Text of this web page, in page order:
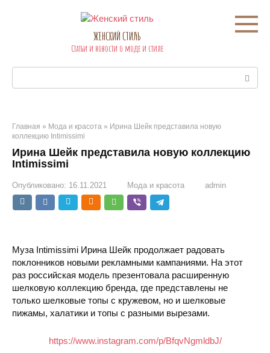
ЖЕНСКИЙ СТИЛЬ
Статьи и новости о моде и стиле
Главная » Мода и красота » Ирина Шейк представила новую
коллекцию Intimissimi
Ирина Шейк представила новую коллекцию
Intimissimi
Опубликовано: 16.11.2021 Мода и красота admin
Муза Intimissimi Ирина Шейк продолжает радовать
поклонников новыми рекламными кампаниями. На этот
раз российская модель презентовала расширенную
шелковую коллекцию бренда, где представлены не
только шелковые топы с кружевом, но и шелковые
пижамы, халатики и топы с разными вырезами.
https://www.instagram.com/p/BfqvNgmldbJ/